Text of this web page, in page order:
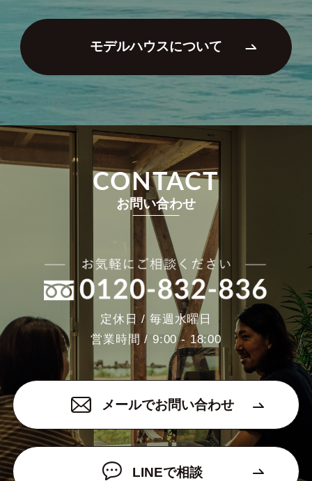
モデルハウスについて
CONTACT
お問い合わせ
定休日 / 毎週水曜日
営業時間 / 9:00 - 18:00
メールでお問い合わせ
LINEで相談